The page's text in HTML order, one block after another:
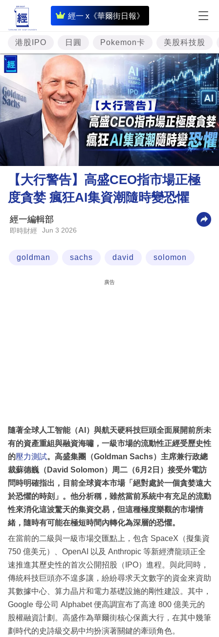
經一 x《華爾街日報》
即
時
財
經
題
投
資
樓
市
理
財
商
科
區
港股IPO 日圓 Pokemon卡 美股科技股
【大行警告】高盛CEO指市場正極
度貪婪 瘋狂AI集資潮隨時變恐懼
經一編輯部
即時財經 Jun 3 2026
goldman sachs david solomon
廣告
隨著全球人工智能（AI）與航天硬科技巨頭全面展開前所未
有的資產重組與融資海嘯，一級市場的流動性正經受歷史性
的壓力測試。高盛集團（Goldman Sachs）主席兼行政總
裁蘇德巍（David Solomon）周二（6月2日）接受外電訪
問時明確指出，目前全球資本市場「絕對處於一個貪婪遠大
於恐懼的時刻」。他分析稱，雖然當前系統中有充足的流動
性來消化這波驚天的集資交易，但這種極度樂觀的市場情
緒，隨時有可能在極短時間內轉化為深層的恐懼。
在當前的二級與一級市場交匯點上，包含 SpaceX（擬集資
750 億美元）、OpenAI 以及 Anthropic 等新經濟龍頭正全
速推進其歷史性的首次公開招股（IPO）進程。與此同時，
傳統科技巨頭亦不遑多讓，紛紛尋求天文數字的資金來資助
其數據中心、算力晶片和電力基礎設施的剛性建設。其中，
Google 母公司 Alphabet 便高調宣布了高達 800 億美元的
股權融資計劃。高盛作為華爾街核心保薦大行，在其中幾筆
劃時代的史詩級交易中均扮演著關鍵的牽頭角色。